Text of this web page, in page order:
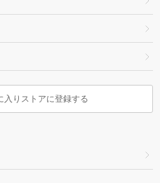
入りストアに登録する